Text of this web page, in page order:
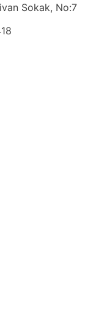
Sokak, No:7